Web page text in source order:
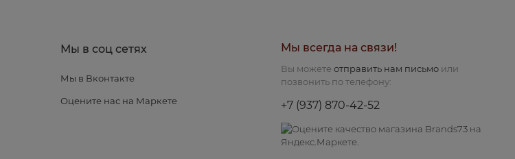
Мы в соц сетях
Мы в Вконтакте
Оцените нас на Маркете
Мы всегда на связи!
Вы можете отправить нам письмо или
позвонить по телефону:
+7 (937) 870-42-52